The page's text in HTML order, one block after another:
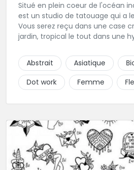
Situé en plein coeur de l'océan
est un studio de tatouage qui a
Vous serez reçu dans une case
jardin, tropical le tout dans une
choix de bijoux et uniquement
biocompatibles! Vous le trouverez
Bains...les doigts de pieds en
Abstrait Asiatique
Dot work
Femme